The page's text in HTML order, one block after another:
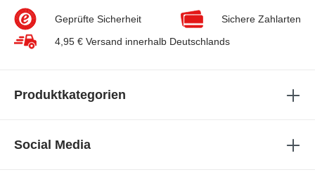
Geprüfte Sicherheit
Sichere Zahlarten
4,95 € Versand innerhalb Deutschlands
Produktkategorien
Social Media